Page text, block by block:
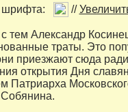
шрифта: //
тем Александр
траты. Это
приезжают сюда
открытия Дня
Патриарха